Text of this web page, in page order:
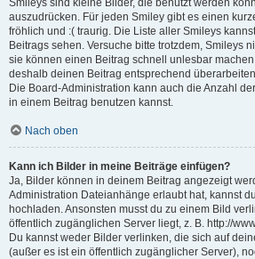
Smileys sind kleine Bilder, die benutzt werden
auszudrücken. Für jeden Smiley gibt es einen
fröhlich und :( traurig. Die Liste aller Smileys
Beitrags sehen. Versuche bitte trotzdem, Smileys
sie können einen Beitrag schnell unlesbar
deshalb deinen Beitrag entsprechend
Die Board-Administration kann auch die Anzahl
in einem Beitrag benutzen kannst.
Nach oben
Kann ich Bilder in meine Beiträge einfügen?
Ja, Bilder können in deinem Beitrag angezeigt
Administration Dateianhänge erlaubt hat, kannst
hochladen. Ansonsten musst du zu einem Bild
öffentlich zugänglichen Server liegt, z. B. http://
Du kannst weder Bilder verlinken, die sich auf
(außer es ist ein öffentlich zugänglicher Server),